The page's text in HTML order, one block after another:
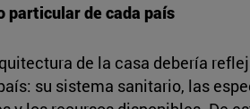
particular de cada país
de la casa debería
su sistema sanitario, las